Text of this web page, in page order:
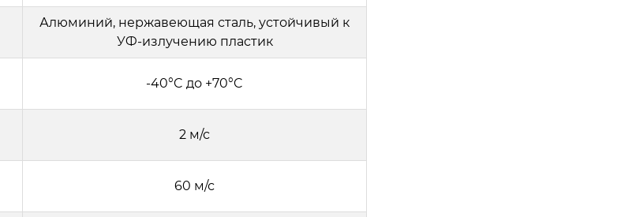
Алюминий, нержавеющая сталь, устойчивый к
УФ-излучению пластик
-40°C до +70°C
2 м/с
60 м/с